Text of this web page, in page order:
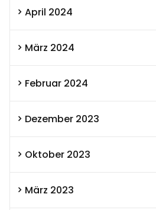
April 2024
März 2024
Februar 2024
Dezember 2023
Oktober 2023
März 2023